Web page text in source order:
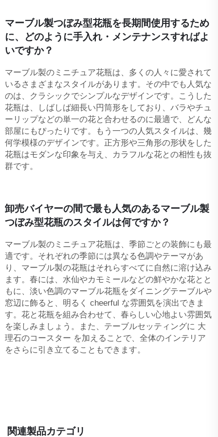
マーブル製つぼみ型花瓶を長期間使用するため
に、どのように手入れ・メンテナンスすればよ
いですか？
マーブル製のミニチュア花瓶は、多くの人々に愛されて
いるさまざまなスタイルがあります。その中でも人気な
のは、クラシックでシンプルなデザインです。こうした
花瓶は、しばしば細長い円筒形をしており、バラやチュ
ーリップなどの単一の花と合わせるのに最適で、どんな
部屋にもぴったりです。もう一つの人気スタイルは、幾
何学模様のデザインです。正方形や三角形の形状をした
花瓶はモダンな印象を与え、カラフルな花との相性も抜
群です。
卸売バイヤーの間で最も人気のあるマーブル製
つぼみ型花瓶のスタイルは何ですか？
マーブル製のミニチュア花瓶は、季節ごとの装飾にも最
適です。それぞれの季節には異なる色調やテーマがあ
り、マーブル製の花瓶はそれらすべてに自然に溶け込み
ます。春には、水仙やカモミールなどの鮮やかな花とと
もに、淡い色調のマーブル花瓶をダイニングテーブルや
窓辺に飾ると、明るく cheerful な雰囲気を演出できま
す。花と花瓶を組み合わせて、春らしい心地よい雰囲気
を楽しみましょう。また、テーブルセッティングに 大
理石のコースター を加えることで、全体のインテリア
をさらに引き立てることもできます。
関連製品カテゴリ